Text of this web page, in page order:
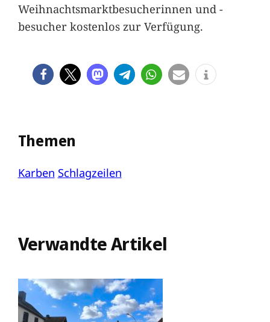
Weihnachtsmarktbesucherinnen und -
besucher kostenlos zur Verfügung.
Themen
Karben Schlagzeilen
Verwandte Artikel